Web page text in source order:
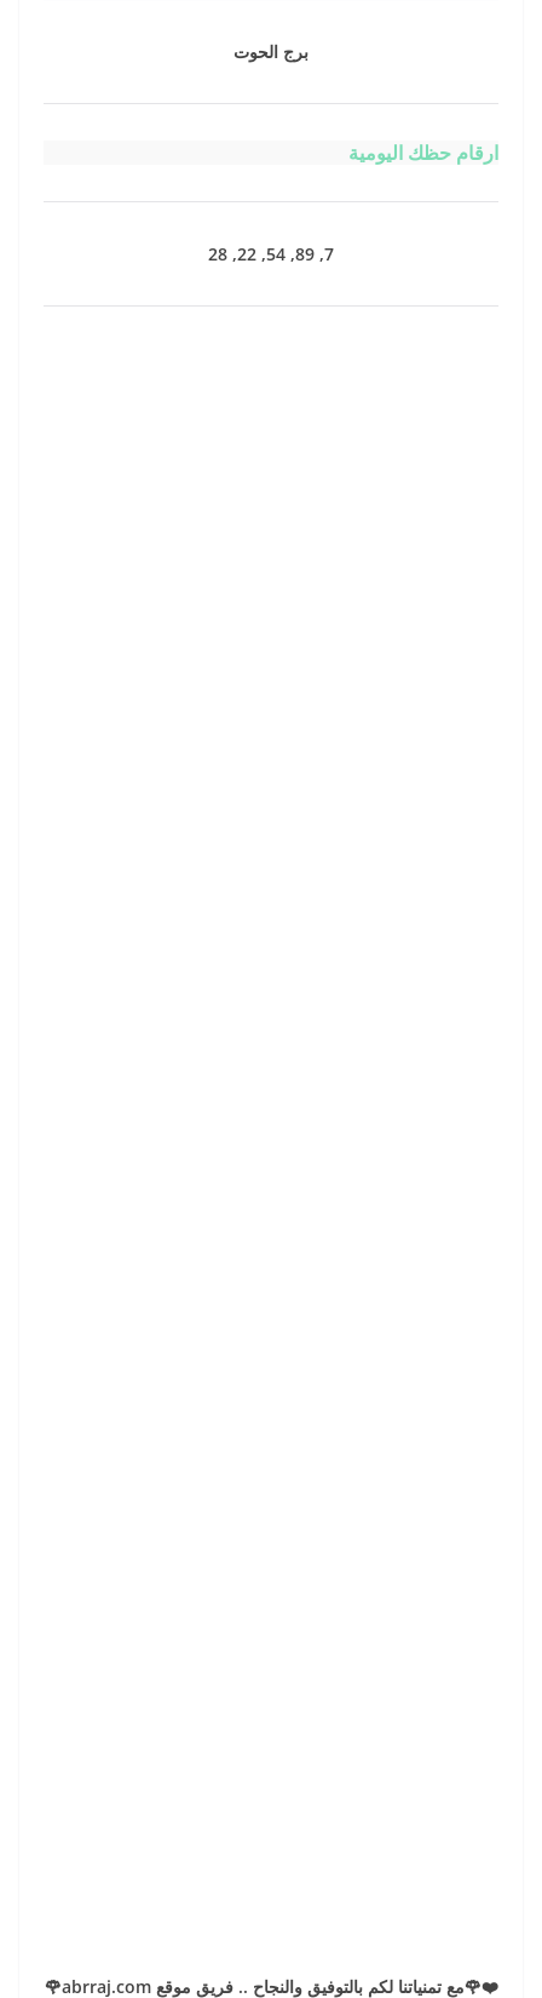
برج الحوت
ارقام حظك اليومية
7, 89, 54, 22, 28
❤️🌹مع تمنياتنا لكم بالتوفيق والنجاح .. فريق موقع abrraj.com🌹